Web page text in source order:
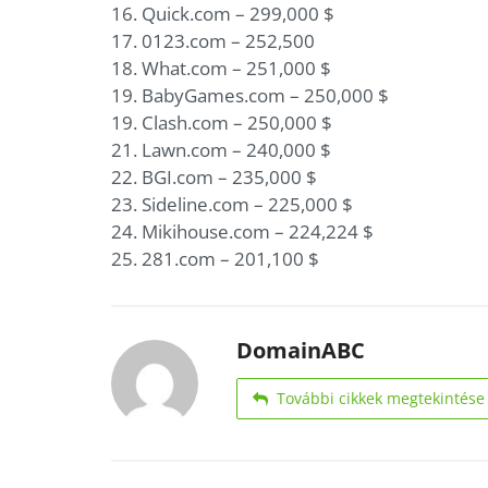
16. Quick.com – 299,000 $
17. 0123.com – 252,500
18. What.com – 251,000 $
19. BabyGames.com – 250,000 $
19. Clash.com – 250,000 $
21. Lawn.com – 240,000 $
22. BGI.com – 235,000 $
23. Sideline.com – 225,000 $
24. Mikihouse.com – 224,224 $
25. 281.com – 201,100 $
DomainABC
További cikkek megtekintése